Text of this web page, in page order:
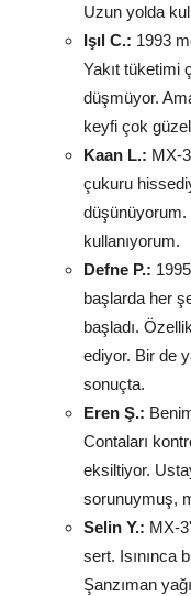
Uzun yolda
Işıl C.: 1993
Yakıt tüketimi
düşmüyor.
keyfi çok
Kaan L.: MX-
çukuru
kullanıyorum.
Defne P.:
başlarda her
başladı.
ediyor. Bir de
sonuçta.
Eren Ş.:
Contaları
eksiltiyor.
sorunuymuş,
Selin Y.: MX-
sert. Isınınca
Şanzıman